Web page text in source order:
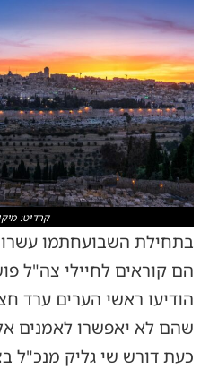
קרדיט:
בתחילת השבועחתמו
הם קוראים לחיילי צה"ל
הודיעו ראשי הערים ערד
שהם לא יאפשרו לאמנים
כעת דורש שי גליק מנכ"ל